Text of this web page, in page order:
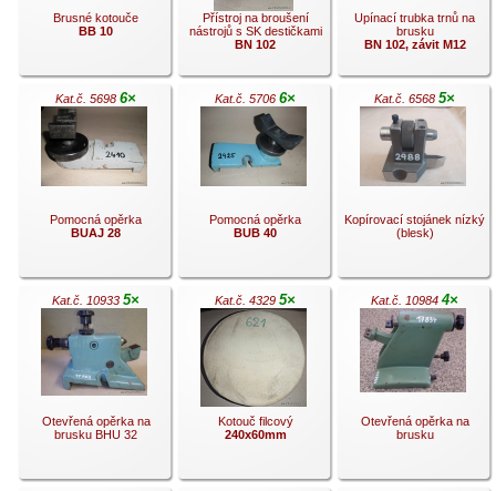
Brusné kotouče
BB 10
.
Přístroj na broušení
nástrojů s SK destičkami
BN 102
.
Upínací trubka trnů na
brusku
BN 102, závit M12
.
Kat.č. 5698 6×
Pomocná opěrka
BUAJ 28
.
Kat.č. 5706 6×
Pomocná opěrka
BUB 40
Kat.č. 6568 5×
Kopírovací stojánek nízký
(blesk)
Kat.č. 10933 5×
Otevřená opěrka na
brusku BHU 32
Kat.č. 4329 5×
Kotouč filcový
240x60mm
Kat.č. 10984 4×
Otevřená opěrka na
brusku